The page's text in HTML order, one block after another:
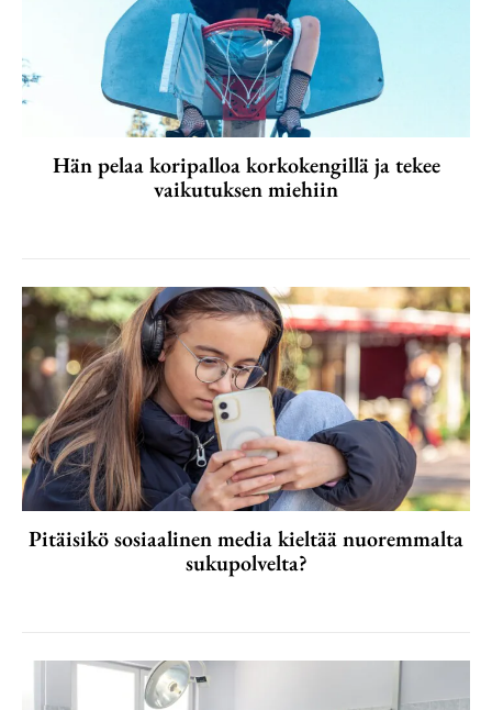
Hän pelaa koripalloa korkokengillä ja tekee
vaikutuksen miehiin
Pitäisikö sosiaalinen media kieltää nuoremmalta
sukupolvelta?